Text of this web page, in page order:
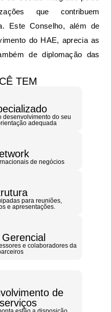
que contribuem
Este Conselho, além de
do HAE, aprecia as
de diplomação das
TEM
desenvolvimento do seu
adequada
de negócios
para reuniões,
e apresentações.
e colaboradores da
de